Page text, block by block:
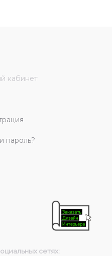
кабинет
пароль?
сетях: